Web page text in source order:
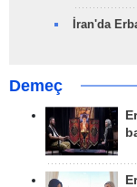
İran'da
Demeç